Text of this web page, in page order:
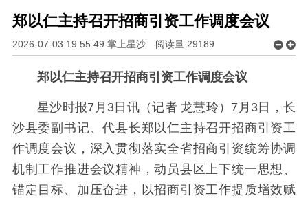
郑以仁主持召开招商引资工作调度会议
2026-07-03 19:55:49 掌上星沙 阅读量 29189
郑以仁主持召开招商引资工作调度会议
星沙时报7月3日讯（记者 龙慧玲） 7月3日，长
沙县委副书记、代县长郑以仁主持召开招商引资工
作调度会议，深入贯彻落实全省招商引资统筹协调
机制工作推进会议精神，动员县区上下统一思想、
锚定目标、加压奋进，以招商引资工作提质增效赋